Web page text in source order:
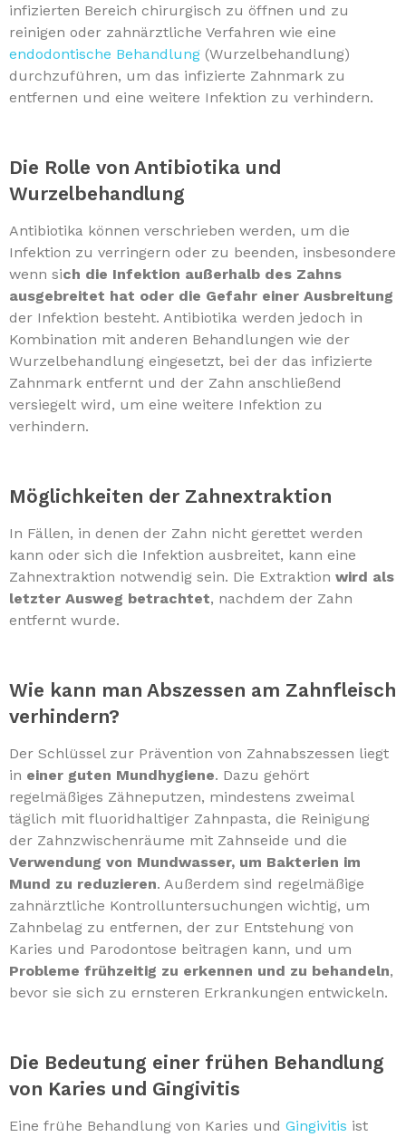
infizierten Bereich chirurgisch zu öffnen und zu
reinigen oder zahnärztliche Verfahren wie eine
endodontische Behandlung (Wurzelbehandlung)
durchzuführen, um das infizierte Zahnmark zu
entfernen und eine weitere Infektion zu verhindern.
Die Rolle von Antibiotika und
Wurzelbehandlung
Antibiotika können verschrieben werden, um die
Infektion zu verringern oder zu beenden, insbesondere
wenn sich die Infektion außerhalb des Zahns
ausgebreitet hat oder die Gefahr einer Ausbreitung
der Infektion besteht. Antibiotika werden jedoch in
Kombination mit anderen Behandlungen wie der
Wurzelbehandlung eingesetzt, bei der das infizierte
Zahnmark entfernt und der Zahn anschließend
versiegelt wird, um eine weitere Infektion zu
verhindern.
Möglichkeiten der Zahnextraktion
In Fällen, in denen der Zahn nicht gerettet werden
kann oder sich die Infektion ausbreitet, kann eine
Zahnextraktion notwendig sein. Die Extraktion wird als
letzter Ausweg betrachtet, nachdem der Zahn
entfernt wurde.
Wie kann man Abszessen am Zahnfleisch
verhindern?
Der Schlüssel zur Prävention von Zahnabszessen liegt
in einer guten Mundhygiene. Dazu gehört
regelmäßiges Zähneputzen, mindestens zweimal
täglich mit fluoridhaltiger Zahnpasta, die Reinigung
der Zahnzwischenräume mit Zahnseide und die
Verwendung von Mundwasser, um Bakterien im
Mund zu reduzieren. Außerdem sind regelmäßige
zahnärztliche Kontrolluntersuchungen wichtig, um
Zahnbelag zu entfernen, der zur Entstehung von
Karies und Parodontose beitragen kann, und um
Probleme frühzeitig zu erkennen und zu behandeln,
bevor sie sich zu ernsteren Erkrankungen entwickeln.
Die Bedeutung einer frühen Behandlung
von Karies und Gingivitis
Eine frühe Behandlung von Karies und Gingivitis ist